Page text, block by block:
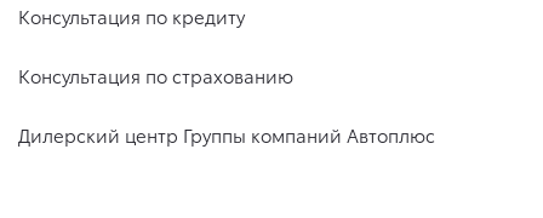
Консультация по кредиту
Консультация по страхованию
Дилерский центр Группы компаний Автоплюс